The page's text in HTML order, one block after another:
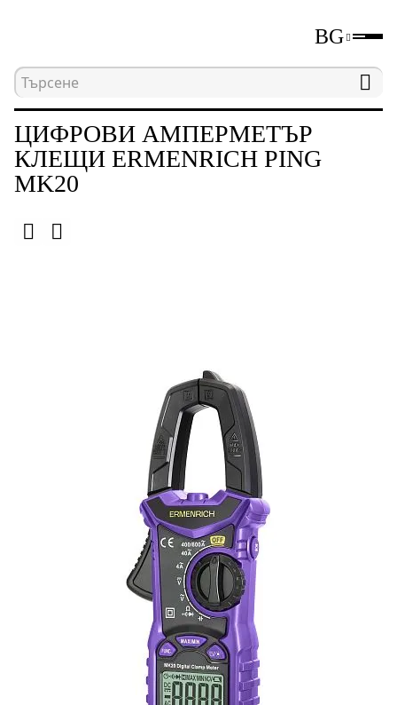
BG
Начална страница Електрически
ЦИФРОВИ АМПЕРМЕТЪР
КЛЕЩИ ERMENRICH PING
MK20